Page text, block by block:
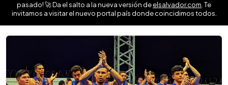
pasado! 🚀 Da el salto a la nueva versión deelsalvador.com . Te
invitamos a visitar el nuevo portal país donde coincidimos todos.